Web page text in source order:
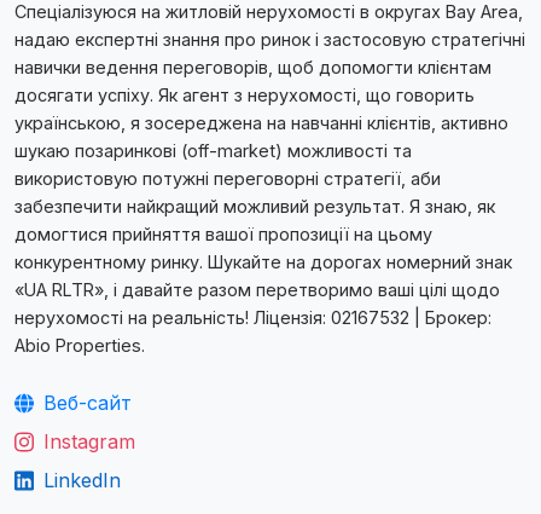
Спеціалізуюся на житловій нерухомості в округах Bay Area,
надаю експертні знання про ринок і застосовую стратегічні
навички ведення переговорів, щоб допомогти клієнтам
досягати успіху. Як агент з нерухомості, що говорить
українською, я зосереджена на навчанні клієнтів, активно
шукаю позаринкові (off-market) можливості та
використовую потужні переговорні стратегії, аби
забезпечити найкращий можливий результат. Я знаю, як
домогтися прийняття вашої пропозиції на цьому
конкурентному ринку. Шукайте на дорогах номерний знак
«UA RLTR», і давайте разом перетворимо ваші цілі щодо
нерухомості на реальність! Ліцензія: 02167532 | Брокер:
Abio Properties.
Веб-сайт
Instagram
LinkedIn